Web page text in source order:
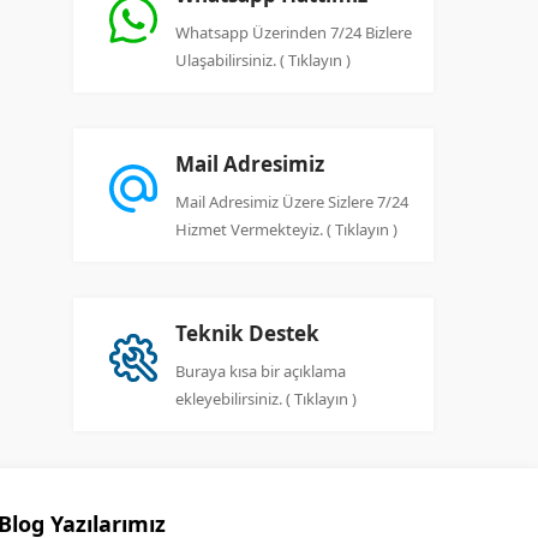
Whatsapp Üzerinden 7/24 Bizlere
Ulaşabilirsiniz. ( Tıklayın )
Mail Adresimiz
Mail Adresimiz Üzere Sizlere 7/24
Hizmet Vermekteyiz. ( Tıklayın )
Teknik Destek
Buraya kısa bir açıklama
ekleyebilirsiniz. ( Tıklayın )
Yazılarımız